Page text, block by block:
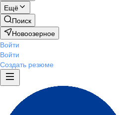
Ещё
Поиск
Новоозерное
Войти
Войти
Создать резюме